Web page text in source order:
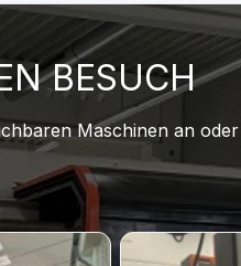
BESUCH
Maschinen an